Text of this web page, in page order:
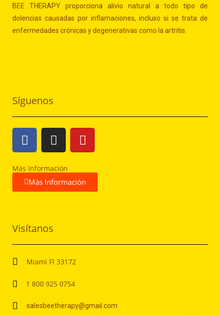
BEE THERAPY proporciona alivio natural a todo tipo de
dolencias causadas por inflamaciones, incluso si se trata de
enfermedades crónicas y degenerativas como la artritis.
Síguenos
Más Información
Más Información
Visítanos
Miami Fl 33172
1 800 925 0754
salesbeetherapy@gmail.com